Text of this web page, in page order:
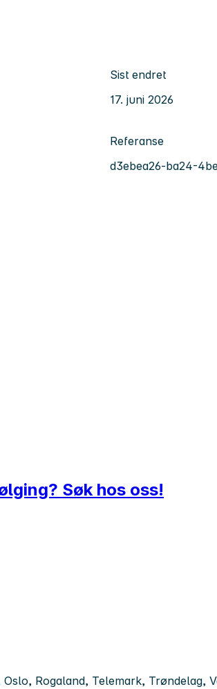
Sist endret
17. juni 2026
Referanse
d3ebea26-ba24-
Søk hos oss!
Rogaland, Telemark, Trøndelag,